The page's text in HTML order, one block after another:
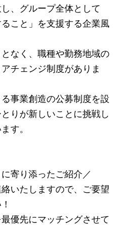
、グループ全体として
ること」を支援する企業風
なく、職種や勤務地域の
チェンジ制度がありま
事業創造の公募制度を設
りが新しいことに挑戦し
す。
寄り添ったご紹介／
いたしますので、ご要望
優先にマッチングさせて